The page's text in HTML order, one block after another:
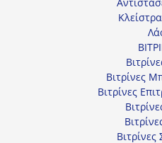
Βιτρίνες
Βιτρίνες